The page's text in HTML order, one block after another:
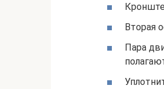
Вторая
Пара